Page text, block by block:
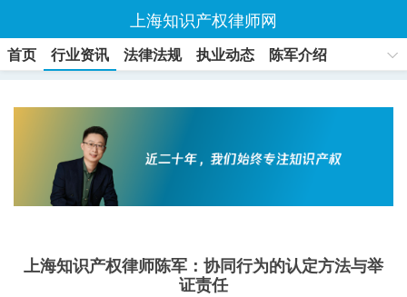
上海知识产权律师网
首页 行业资讯 法律法规 执业动态
陈军介绍
上海知识产权律师陈军：协同行为的认定方法与举
证责任